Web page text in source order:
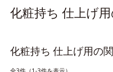
化粧持ち 仕上げ
化粧持ち 仕上げ用の